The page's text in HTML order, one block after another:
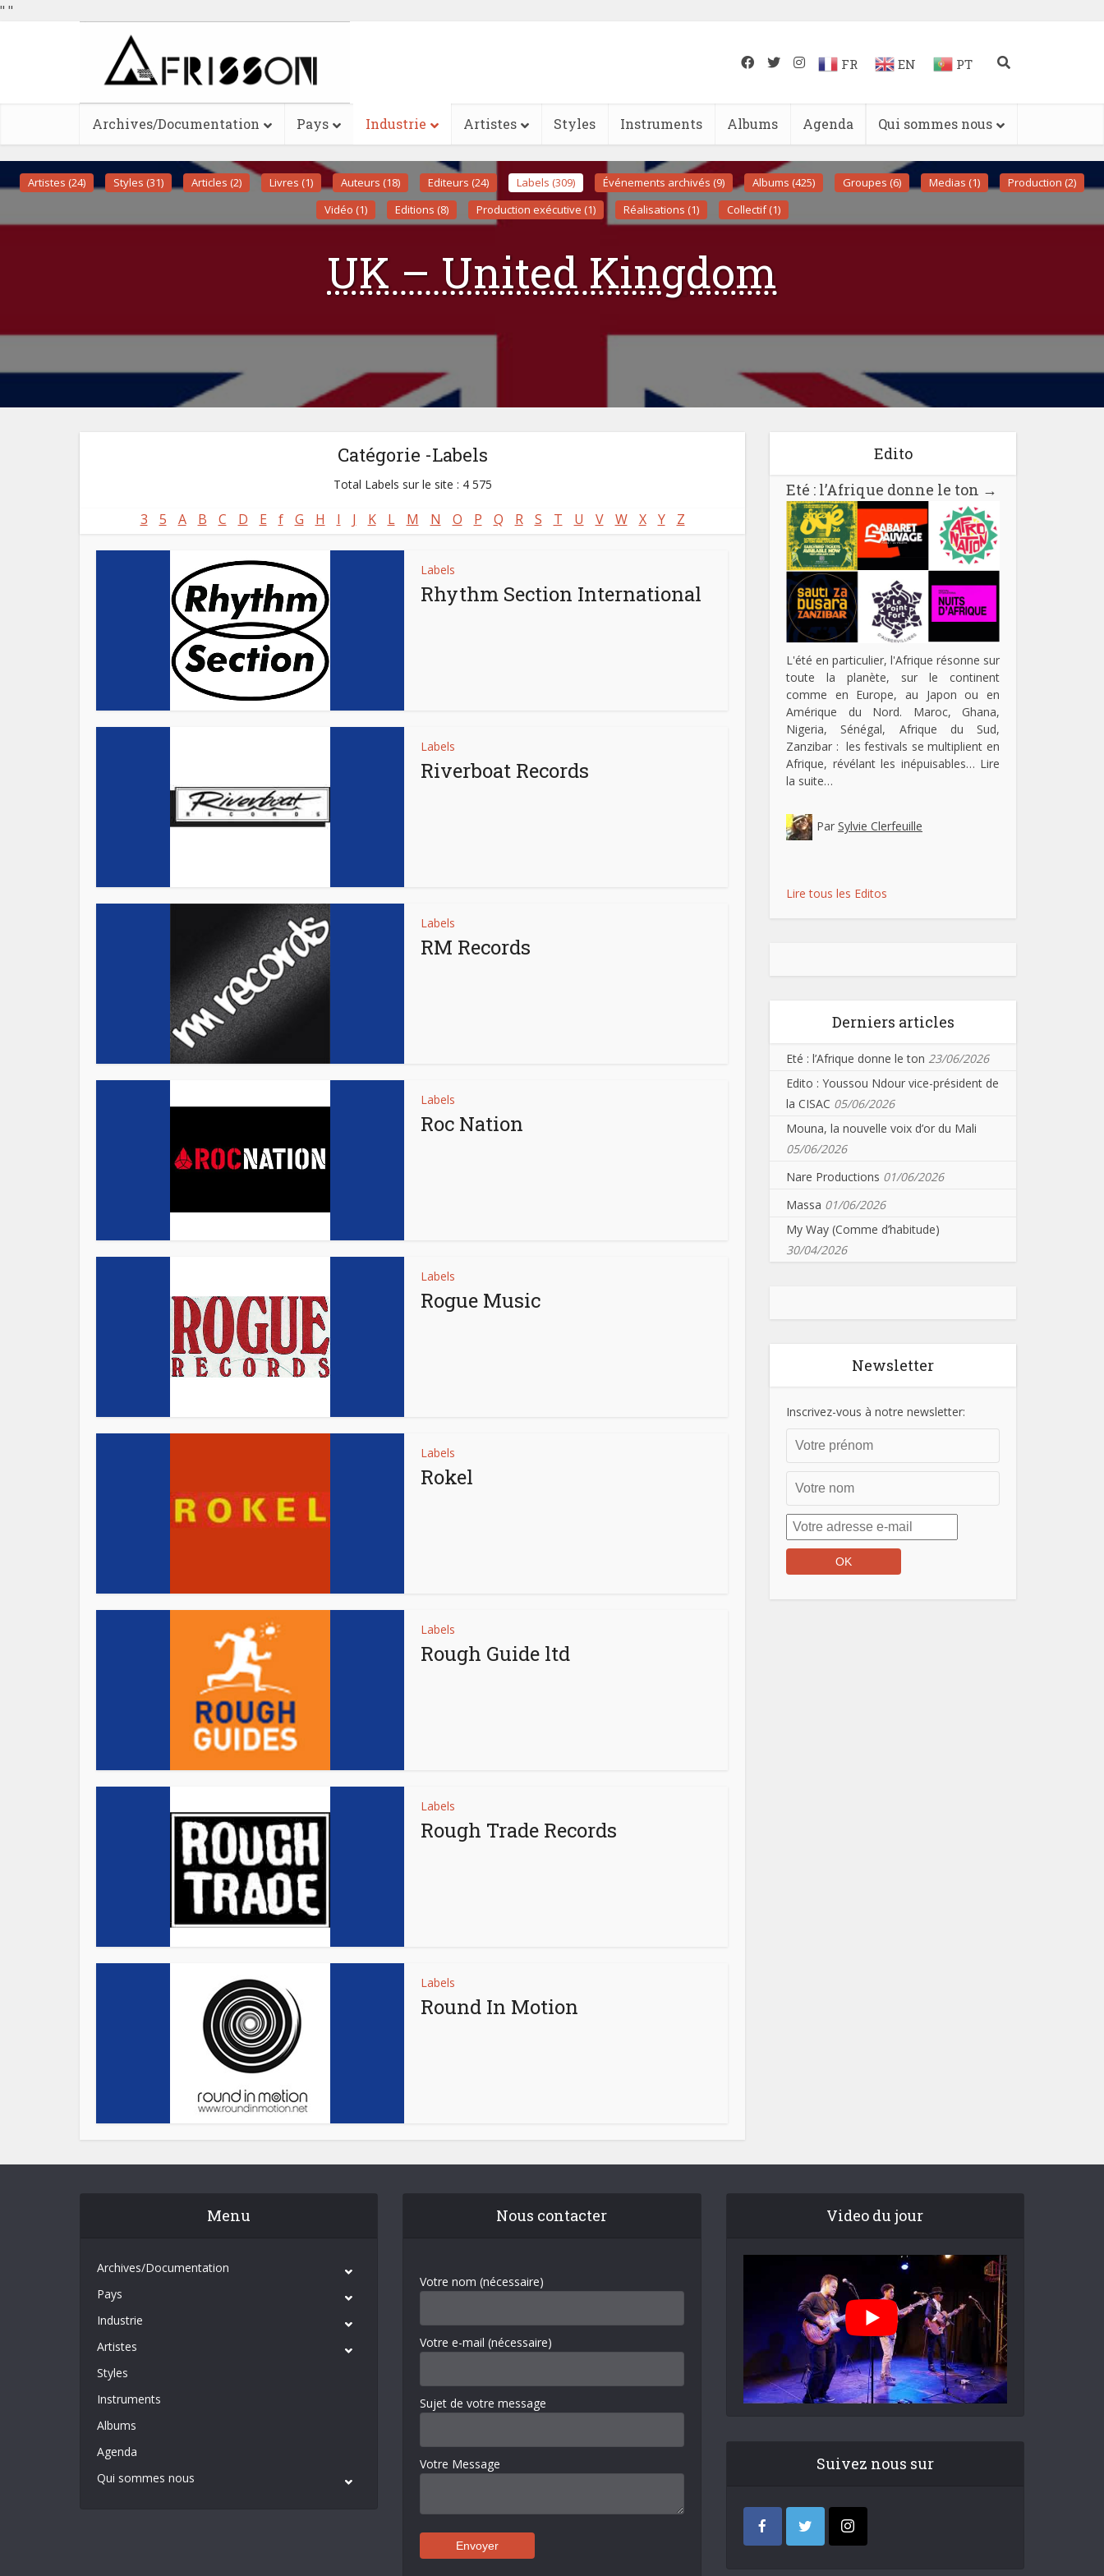
" "
FR EN PT
Archives/Documentation Pays Industrie Artistes Styles Instruments Albums Agenda Qui sommes nous
Artistes (24) Styles (31) Articles (2) Livres (1) Auteurs (18) Editeurs (24) Labels (309) Événements archivés (9) Albums (425) Groupes (6) Medias (1)
Production (2)
Vidéo (1)
Editions (8) Production exécutive (1) Réalisations (1) Collectif (1)
UK – United Kingdom
Catégorie -Labels
Total Labels sur le site : 4 575
3 5 A B C D E f G H I J K L M N O P Q R S T U V W X Y Z
Labels
Rhythm Section International
Labels
Riverboat Records
Labels
RM Records
Labels
Roc Nation
Labels
Rogue Music
Labels
Rokel
Labels
Rough Guide ltd
Labels
Rough Trade Records
Labels
Round In Motion
Edito
Eté : l’Afrique donne le ton →
L'été en particulier, l'Afrique résonne sur
toute la planète, sur le continent
comme en Europe, au Japon ou en
Amérique du Nord. Maroc, Ghana,
Nigeria, Sénégal, Afrique du Sud,
Zanzibar : les festivals se multiplient en
Afrique, révélant les inépuisables… Lire
la suite…
Par Sylvie Clerfeuille
Lire tous les Editos
Derniers articles
Eté : l’Afrique donne le ton 23/06/2026
Edito : Youssou Ndour vice-président de
la CISAC 05/06/2026
Mouna, la nouvelle voix d’or du Mali
05/06/2026
Nare Productions 01/06/2026
Massa 01/06/2026
My Way (Comme d’habitude)
30/04/2026
Newsletter
Inscrivez-vous à notre newsletter:
Menu
Archives/Documentation
Pays
Industrie
Artistes
Styles
Instruments
Albums
Agenda
Qui sommes nous
Nous contacter
Votre nom (nécessaire)
Votre e-mail (nécessaire)
Sujet de votre message
Votre Message
Video du jour
Suivez nous sur